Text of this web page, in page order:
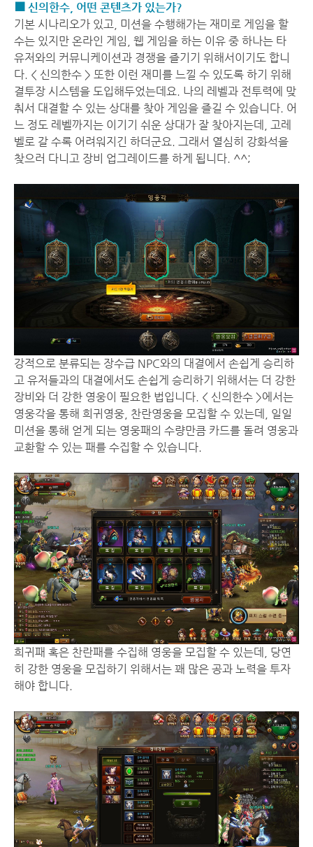
■ 신의한수, 어떤 콘텐츠가 있는가?
기본 시나리오가 있고, 미션을 수행해가는 재미로 게임을 할
수는 있지만 온라인 게임, 웹 게임을 하는 이유 중 하나는 타
유저와의 커뮤니케이션과 경쟁을 즐기기 위해서이기도 합니
다. < 신의한수 > 또한 이런 재미를 느낄 수 있도록 하기 위해
결투장 시스템을 도입해두었는데요. 나의 레벨과 전투력에 맞
춰서 대결할 수 있는 상대를 찾아 게임을 즐길 수 있습니다. 어
느 정도 레벨까지는 이기기 쉬운 상대가 잘 찾아지는데, 고레
벨로 갈 수록 어려워지긴 하더군요. 그래서 열심히 강화석을
찾으러 다니고 장비 업그레이드를 하게 됩니다. ^^;
강적으로 분류되는 장수급 NPC와의 대결에서 손쉽게 승리하
고 유저들과의 대결에서도 손쉽게 승리하기 위해서는 더 강한
장비와 더 강한 영웅이 필요한 법입니다. < 신의한수 >에서는
영웅각을 통해 희귀영웅, 찬란영웅을 모집할 수 있는데, 일일
미션을 통해 얻게 되는 영웅패의 수량만큼 카드를 돌려 영웅과
교환할 수 있는 패를 수집할 수 있습니다.
희귀패 혹은 찬란패를 수집해 영웅을 모집할 수 있는데, 당연
히 강한 영웅을 모집하기 위해서는 꽤 많은 공과 노력을 투자
해야 합니다.